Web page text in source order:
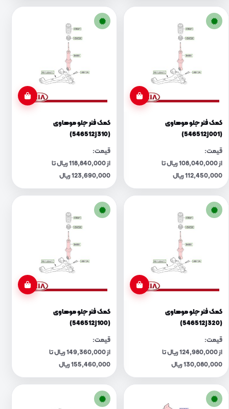
کمک فنر جلو موهاوی
(546512J001)
قیمت:
از 108,040,000 ریال تا
112,450,000 ریال
کمک فنر جلو موهاوی
(546512J310)
قیمت:
از 118,840,000 ریال تا
123,690,000 ریال
کمک فنر جلو موهاوی
(546512J320)
قیمت:
از 124,980,000 ریال تا
130,080,000 ریال
کمک فنر جلو موهاوی
(546512J100)
قیمت:
از 149,360,000 ریال تا
155,460,000 ریال